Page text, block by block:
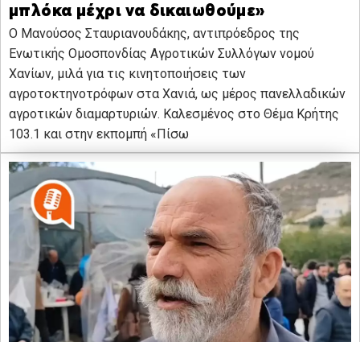
μπλόκα μέχρι να δικαιωθούμε»
Ο Μανούσος Σταυριανουδάκης, αντιπρόεδρος της
Ενωτικής Ομοσπονδίας Αγροτικών Συλλόγων νομού
Χανίων, μιλά για τις κινητοποιήσεις των
αγροτοκτηνοτρόφων στα Χανιά, ως μέρος πανελλαδικών
αγροτικών διαμαρτυριών. Καλεσμένος στο Θέμα Κρήτης
103.1 και στην εκπομπή «Πίσω